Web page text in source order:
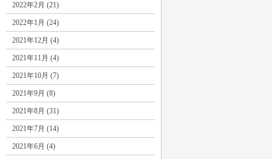
2022年2月 (21)
2022年1月 (24)
2021年12月 (4)
2021年11月 (4)
2021年10月 (7)
2021年9月 (8)
2021年8月 (31)
2021年7月 (14)
2021年6月 (4)